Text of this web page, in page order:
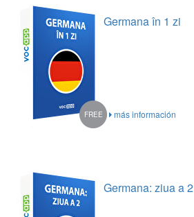
Germana în 1 zi
más información
FREE
Germana: ziua a 2